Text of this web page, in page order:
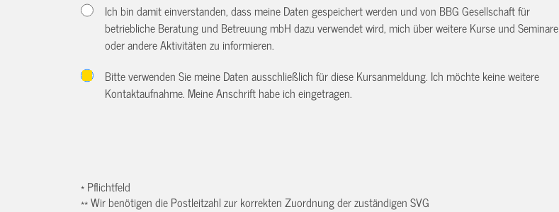
Ich bin damit einverstanden, dass meine Daten gespeichert werden und von BBG Gesellschaft für
betriebliche Beratung und Betreuung mbH dazu verwendet wird, mich über weitere Kurse und Seminare
oder andere Aktivitäten zu informieren.
Bitte verwenden Sie meine Daten ausschließlich für diese Kursanmeldung. Ich möchte keine weitere
Kontaktaufnahme. Meine Anschrift habe ich eingetragen.
* Pflichtfeld
** Wir benötigen die Postleitzahl zur korrekten Zuordnung der zuständigen SVG